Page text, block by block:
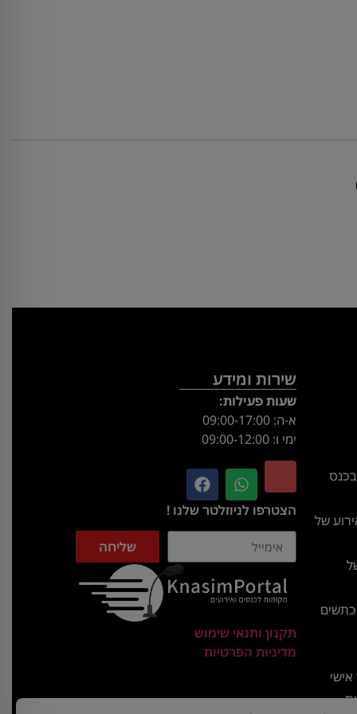
של
שירות ומידע
שעות פעילות:
א-ה: 09:00-17:00
ימי ו: 09:00-12:00
הצטרפו לניוזלטר שלנו !
שליחה
תקנון ותנאי שימוש
מדיניות הפרטיות